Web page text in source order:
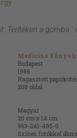
Terítéken a gomba '
Medicina
Budapest
1986
Ragasztott
208 oldal
Magyar
20 cm x 14 cm
963-241-495-0
Színes fotókkal